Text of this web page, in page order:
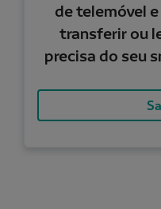
de telemóvel
transferir ou
precisa do seu